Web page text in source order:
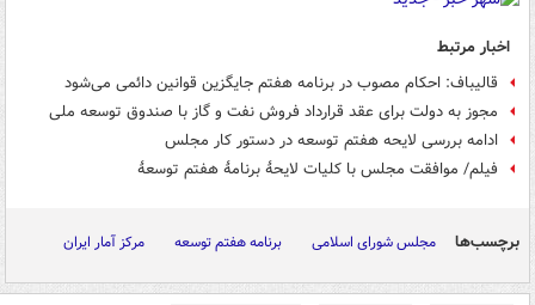
اخبار مرتبط
قالیباف: احکام مصوب در برنامه هفتم جایگزین قوانین دائمی می‌شود
مجوز به دولت برای عقد قرارداد فروش نفت و گاز با صندوق توسعه ملی
ادامه بررسی لایحه هفتم توسعه در دستور کار مجلس
فیلم/ موافقت مجلس با کلیات لایحۀ برنامۀ هفتم توسعۀ
برچسب‌ها مجلس شورای اسلامی برنامه هفتم توسعه مرکز آمار ایران